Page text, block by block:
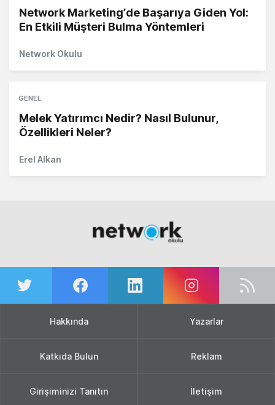
Network Marketing’de Başarıya Giden Yol:
En Etkili Müşteri Bulma Yöntemleri
Network Okulu
GENEL
Melek Yatırımcı Nedir? Nasıl Bulunur,
Özellikleri Neler?
Erel Alkan
Hakkında Yazarlar
Katkıda Bulun Reklam
Girişiminizi Tanıtın İletişim